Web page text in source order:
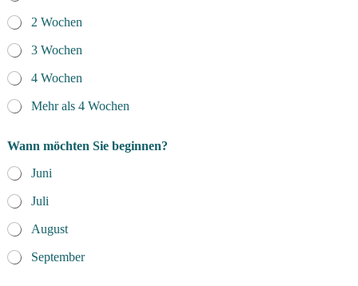
2 Wochen
3 Wochen
4 Wochen
Mehr als 4 Wochen
Wann möchten Sie beginnen?
Juni
Juli
August
September